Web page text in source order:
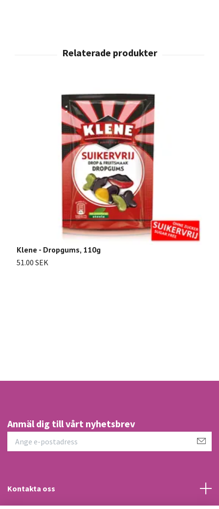
Klene - Dropgums, 110g
51.00 SEK
Anmäl dig till vårt nyhetsbrev
Kontakta oss